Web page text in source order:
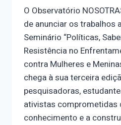
O Observatório
de anunciar os trabalhos
Seminário “Políticas,
Resistência no
contra Mulheres e
chega à sua terceira
pesquisadoras,
ativistas comprometidas
conhecimento e a